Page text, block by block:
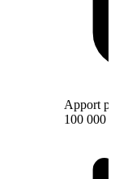
Apport
100 000 €